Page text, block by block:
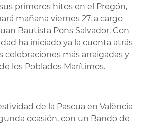
primeros hitos en el Pregón,
mañana viernes 27, a cargo
Bautista Pons Salvador. Con
ha iniciado ya la cuenta atrás
celebraciones más arraigadas y
los Poblados Marítimos.
de la Pascua en València
ocasión, con un Bando de